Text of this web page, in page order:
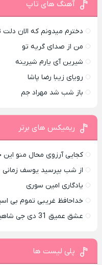
آهنگ های تاپ
دخترم میدونم که الان دلت
من از صدای گريه تو
شیرین آی یارم شیرینه
رویای زیبا رضا پاشا
باز شب شد مهراد جم
ریمیکس های برتر
کجایی آرزوی محال منو این
از شب بپرسید یوسف زمانی
یادگاری امین سوری
خداحافظ غریبی تموم بی
عشق عمیق 31 دی جی شاهین
پلی لیست ها